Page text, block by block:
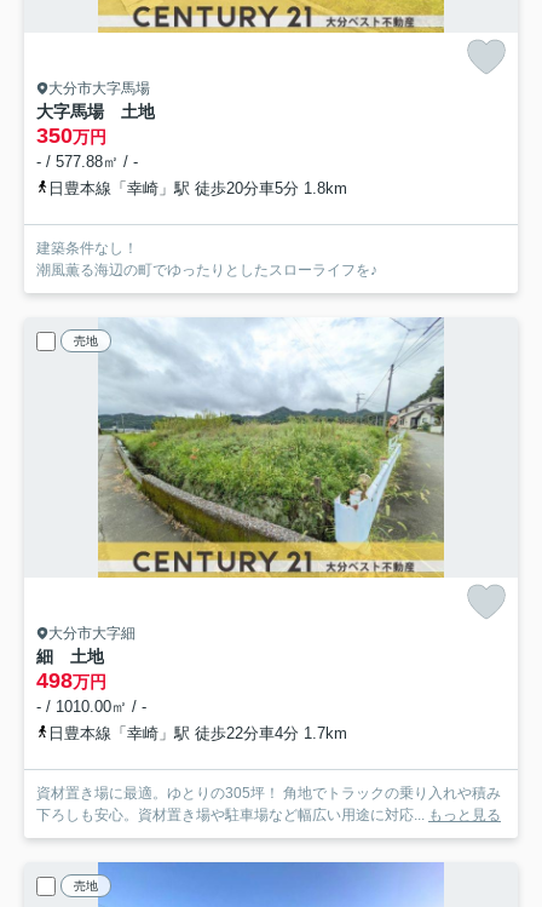
大分市大字馬場
大字馬場 土地
350万円
- / 577.88㎡ / -
日豊本線「幸崎」駅 徒歩20分車5分 1.8km
建築条件なし！
潮風薫る海辺の町でゆったりとしたスローライフを♪
売地
大分市大字細
細 土地
498万円
- / 1010.00㎡ / -
日豊本線「幸崎」駅 徒歩22分車4分 1.7km
資材置き場に最適。ゆとりの305坪！ 角地でトラックの乗り入れや積み
下ろしも安心。資材置き場や駐車場など幅広い用途に対応...
もっと見る
売地